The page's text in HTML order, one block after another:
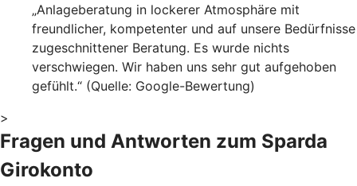
„Anlageberatung in lockerer Atmosphäre mit
freundlicher, kompetenter und auf unsere Bedürfnisse
zugeschnittener Beratung. Es wurde nichts
verschwiegen. Wir haben uns sehr gut aufgehoben
gefühlt.“ (Quelle: Google-Bewertung)
>
Fragen und Antworten zum Sparda
Girokonto